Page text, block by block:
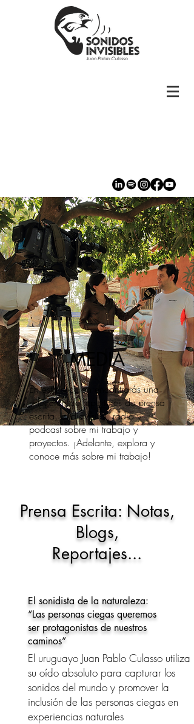
MEDIA
En esta sección encontrarás una
selección de reportajes de prensa
escrita, audiovisual, radio y
podcast sobre mi trabajo y
proyectos. ¡Adelante, explora y
conoce más sobre mi trabajo!
Prensa Escrita: Notas,
Blogs,
Reportajes...
El sonidista de la naturaleza:
“Las personas ciegas queremos
ser protagonistas de nuestros
caminos”
El uruguayo Juan Pablo Culasso utiliza
su oído absoluto para capturar los
sonidos del mundo y promover la
inclusión de las personas ciegas en
experiencias naturales